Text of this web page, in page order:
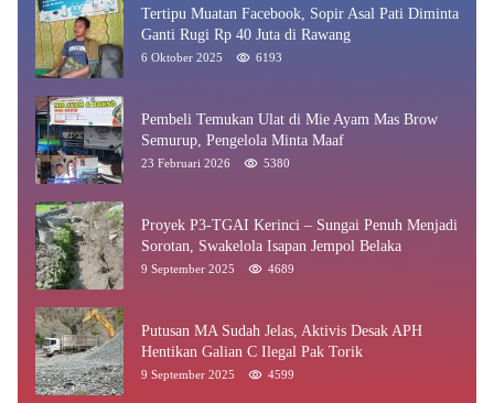
Tertipu Muatan Facebook, Sopir Asal Pati Diminta
Ganti Rugi Rp 40 Juta di Rawang
6 Oktober 2025 6193
Pembeli Temukan Ulat di Mie Ayam Mas Brow
Semurup, Pengelola Minta Maaf
23 Februari 2026 5380
Proyek P3-TGAI Kerinci – Sungai Penuh Menjadi
Sorotan, Swakelola Isapan Jempol Belaka
9 September 2025 4689
Putusan MA Sudah Jelas, Aktivis Desak APH
Hentikan Galian C Ilegal Pak Torik
9 September 2025 4599